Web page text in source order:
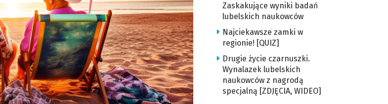
Zaskakujące wyniki badań
lubelskich naukowców
Najciekawsze zamki w
regionie! [QUIZ]
Drugie życie czarnuszki.
Wynalazek lubelskich
naukowców z nagrodą
specjalną [ZDJĘCIA, WIDEO]